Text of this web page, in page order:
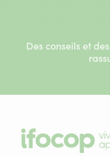
Des conseils et